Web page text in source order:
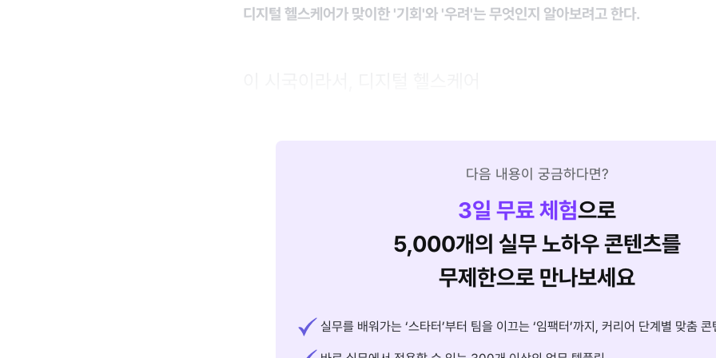
디지털 헬스케어가 맞이한 '기회'와 '우려'는 무엇인지 알아보려고 한다.
다음 내용이 궁금하다면?
3일 무료 체험으로
5,000개의 실무 노하우 콘텐츠를
무제한으로 만나보세요
실무를 배워가는 ‘스타터’부터 팀을 이끄는 ‘임팩터’까지, 커리어 단계별 맞춤 콘